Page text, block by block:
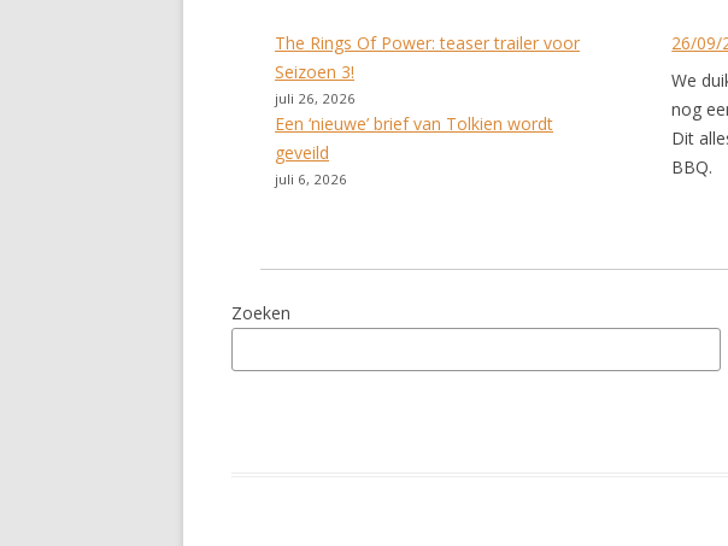
The Rings Of Power: teaser trailer voor
Seizoen 3!
juli 26, 2026
Een ‘nieuwe’ brief van Tolkien wordt
geveild
juli 6, 2026
26/09/
We
nog
Dit
BBQ.
Zoeken